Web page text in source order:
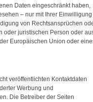
Daten eingeschränkt haben,
– nur mit Ihrer Einwilligung
von Rechtsansprüchen
oder juristischen Person oder
Europäischen Union oder
veröffentlichten Kontaktdaten
Werbung und
Die Betreiber der Seiten